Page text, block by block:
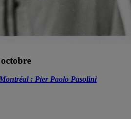
: Pier Paolo Pasolini